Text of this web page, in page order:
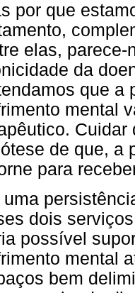
por que
elas,
da
que a
mental
Cuidar
de que, a
para
uma
dois
possível
mental
bem